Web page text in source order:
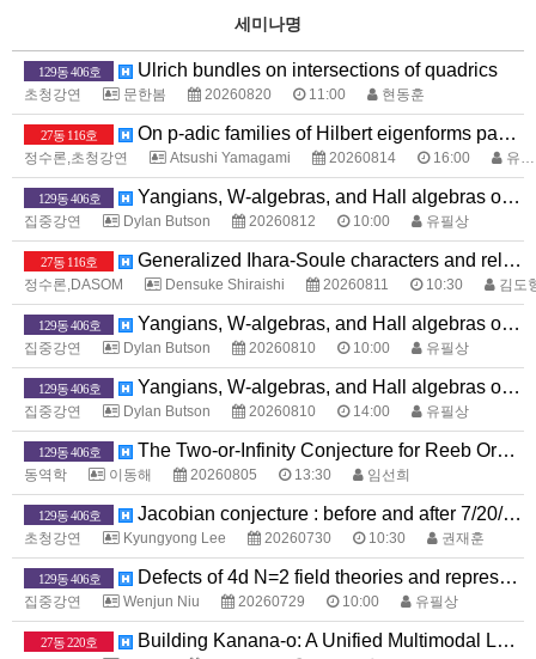
세미나명
129동 406호 Ulrich bundles on intersections of quadrics
초청강연 문한봄 20260820 11:00 현동훈
27동 116호 On p-adic families of Hilbert eigenforms passing through the base change of a p-supercuspidal newform
정수론,초청강연 Atsushi Yamagami 20260814 16:00 유화종
129동 406호 Yangians, W-algebras, and Hall algebras of toric Calabi-Yau threefolds
집중강연 Dylan Butson 20260812 10:00 유필상
27동 116호 Generalized Ihara-Soule characters and relations among their special values at distinct Galois elements
정수론,DASOM Densuke Shiraishi 20260811 10:30 김도
129동 406호 Yangians, W-algebras, and Hall algebras of toric Calabi-Yau threefolds
집중강연 Dylan Butson 20260810 10:00 유필상
129동 406호 Yangians, W-algebras, and Hall algebras of toric Calabi-Yau threefolds
집중강연 Dylan Butson 20260810 14:00 유필상
129동 406호 The Two-or-Infinity Conjecture for Reeb Orbits
동역학 이동해 20260805 13:30 임선희
129동 406호 Jacobian conjecture : before and after 7/20/2026
초청강연 Kyungyong Lee 20260730 10:30 권재훈
129동 406호 Defects of 4d N=2 field theories and representation theory
집중강연 Wenjun Niu 20260729 10:00 유필상
27동 220호 Building Kanana-o: A Unified Multimodal Language Model that Sees, Hears, and Speaks